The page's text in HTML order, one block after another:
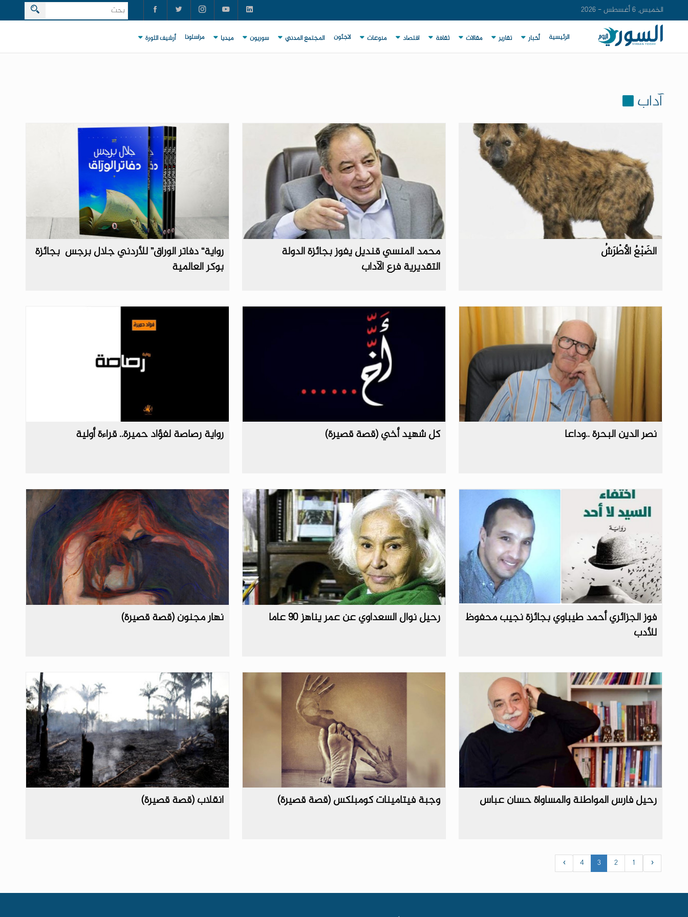
الخميس, 6 أغسطس - 2026
الرئيسية أخبار تقارير مقالات ثقافة اقتصاد منوعات لاجئون المجتمع المدني سوريون ميديا مراسلونا أرشيف الثورة
آداب
الضَبْعُ الأطْرَشُ
محمد المنسي قنديل يفوز بجائزة الدولة
التقديرية فرع الآداب
رواية“ دفاتر الوراق” للأردني جلال برجس بجائزة
بوكر العالمية
نصر الدين البحرة ..وداعا كل شهيد أخي (قصة قصيرة) رواية رصاصة لفؤاد حميرة.. قراءة أولية
فوز الجزائري أحمد طيباوي بجائزة نجيب محفوظ
للأدب
رحيل نوال السعداوي عن عمر يناهز 90 عاما نهار مجنون (قصة قصيرة)
رحيل فارس المواطنة والمساواة حسان عباس وجبة فيتامينات كومبلكس (قصة قصيرة) انقلاب (قصة قصيرة)
‹
1
2
3
4
›